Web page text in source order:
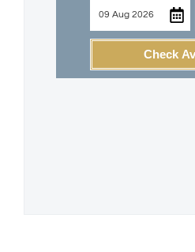
Check